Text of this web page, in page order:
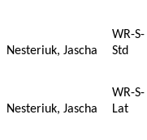
Nesteriuk, Jascha
WR-S-
Std
Nesteriuk, Jascha
WR-S-
Lat